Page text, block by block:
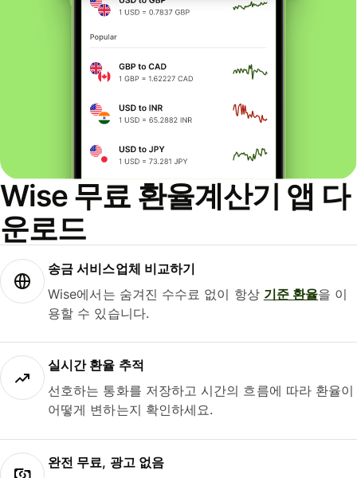
Wise 무료 환율계산기 앱 다
운로드
송금 서비스업체 비교하기
Wise에서는 숨겨진 수수료 없이 항상 기준 환율을 이
용할 수 있습니다.
실시간 환율 추적
선호하는 통화를 저장하고 시간의 흐름에 따라 환율이
어떻게 변하는지 확인하세요.
완전 무료, 광고 없음